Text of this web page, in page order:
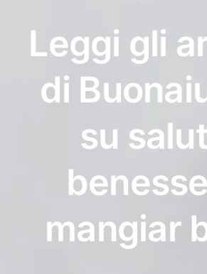
Leggi gli
di
su
mangiar